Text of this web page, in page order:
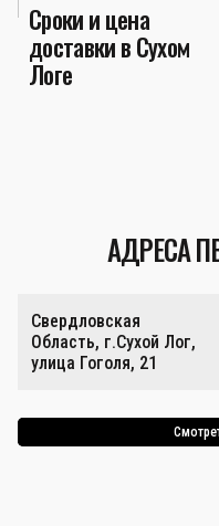
Сроки и цена
доставки в Сухом
Логе
АДРЕСА
Свердловская
Область, г.Сухой Лог,
улица Гоголя, 21